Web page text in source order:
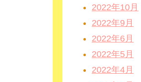
2022年10月
2022年9月
2022年6月
2022年5月
2022年4月